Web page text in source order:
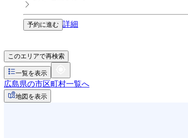
予約に進む 詳細
このエリアで再検索
一覧を表示
広島県の市区町村一覧へ
地図を表示